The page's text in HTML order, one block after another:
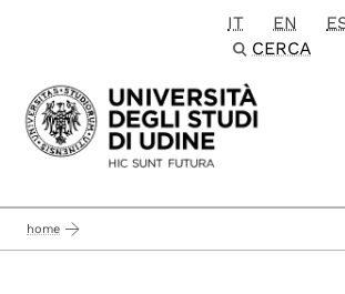
Passa al contenuto
IT EN
CERCA
home